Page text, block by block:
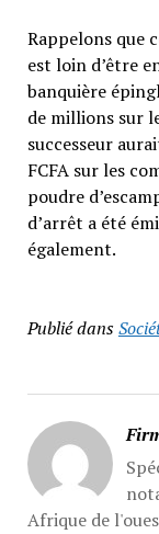
Rappelons que
est loin d’être
banquière
de millions sur
successeur
FCFA sur les
poudre
d’arrêt a été
également.
Publié dans
Afrique de